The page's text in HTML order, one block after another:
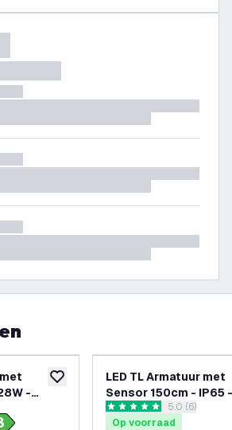
toevoegen aan verlanglijst
-
LED
openen
LED TL Armatuur met
Sensor 150cm - IP65 -
Clips
reviews
5 score sterren5.0 (6)
Op voorraad